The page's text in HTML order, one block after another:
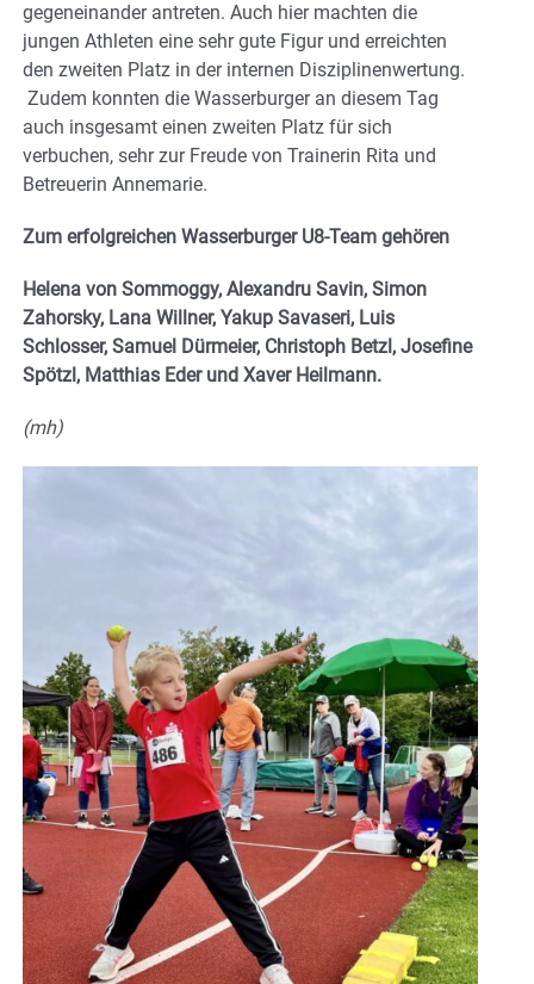
gegeneinander antreten. Auch hier machten die
jungen Athleten eine sehr gute Figur und erreichten
den zweiten Platz in der internen Disziplinenwertung.
Zudem konnten die Wasserburger an diesem Tag
auch insgesamt einen zweiten Platz für sich
verbuchen, sehr zur Freude von Trainerin Rita und
Betreuerin Annemarie.
Zum erfolgreichen Wasserburger U8-Team gehören
Helena von Sommoggy, Alexandru Savin, Simon
Zahorsky, Lana Willner, Yakup Savaseri, Luis
Schlosser, Samuel Dürmeier, Christoph Betzl, Josefine
Spötzl, Matthias Eder und Xaver Heilmann.
(mh)